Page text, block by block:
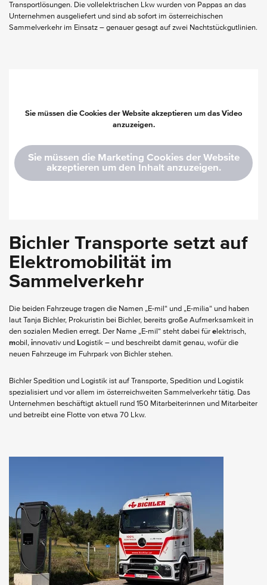
Transportlösungen. Die vollelektrischen Lkw wurden von Pappas an das
Unternehmen ausgeliefert und sind ab sofort im österreichischen
Sammelverkehr im Einsatz – genauer gesagt auf zwei Nachtstückgutlinien.
Bichler Transporte setzt auf
Elektromobilität im
Sammelverkehr
Die beiden Fahrzeuge tragen die Namen „E-mil“ und „E-milia“ und haben
laut Tanja Bichler, Prokuristin bei Bichler, bereits große Aufmerksamkeit in
den sozialen Medien erregt. Der Name „E-mil“ steht dabei für e lektrisch,
mobil, innovativ und Logistik – und beschreibt damit genau, wofür die
neuen Fahrzeuge im Fuhrpark von Bichler stehen.
Bichler Spedition und Logistik ist auf Transporte, Spedition und Logistik
spezialisiert und vor allem im österreichweiten Sammelverkehr tätig. Das
Unternehmen beschäftigt aktuell rund 150 Mitarbeiterinnen und Mitarbeiter
und betreibt eine Flotte von etwa 70 Lkw.
Sie müssen die Cookies der Website akzeptieren um das Video
anzuzeigen.
Sie müssen die Marketing Cookies der Website
akzeptieren um den Inhalt anzuzeigen.